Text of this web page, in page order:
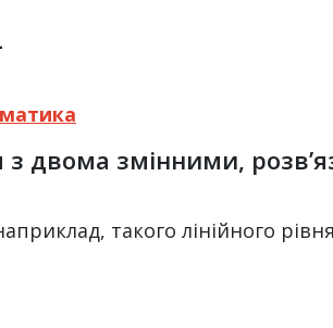
з двома змінними,
такого лінійного